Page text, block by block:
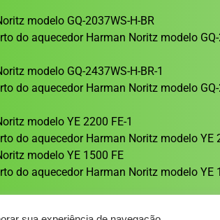
modelo GQ-2037WS-H-BR
do aquecedor Harman Noritz modelo
modelo GQ-2437WS-H-BR-1
do aquecedor Harman Noritz modelo
modelo YE 2200 FE-1
do aquecedor Harman Noritz modelo YE
modelo YE 1500 FE
do aquecedor Harman Noritz modelo YE